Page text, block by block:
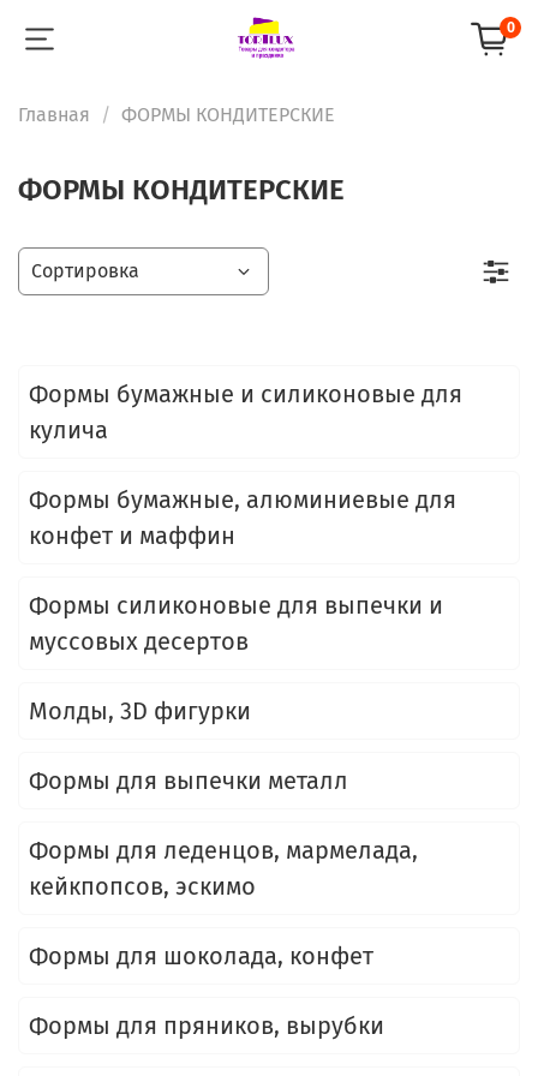
0
Главная ФОРМЫ КОНДИТЕРСКИЕ
ФОРМЫ КОНДИТЕРСКИЕ
Формы бумажные и силиконовые для
кулича
Формы бумажные, алюминиевые для
конфет и маффин
Формы силиконовые для выпечки и
муссовых десертов
Молды, 3D фигурки
Формы для выпечки металл
Формы для леденцов, мармелада,
кейкпопсов, эскимо
Формы для шоколада, конфет
Формы для пряников, вырубки